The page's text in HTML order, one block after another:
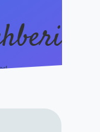
vdcasino giriş